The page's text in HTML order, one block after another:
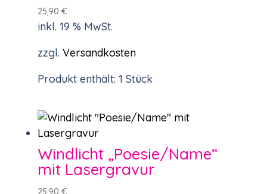
25,90 €
inkl. 19 % MwSt.
zzgl. Versandkosten
Produkt enthält: 1 Stück
Windlicht „Poesie/Name“
mit Lasergravur
25,90 €